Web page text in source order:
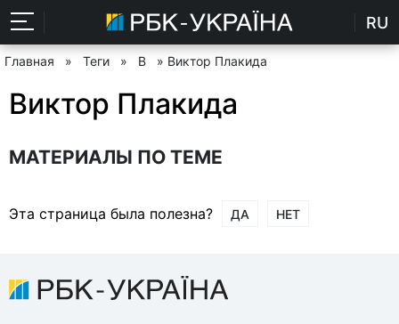
RU
Главная » Теги » В » Виктор Плакида
Виктор Плакида
МАТЕРИАЛЫ ПО ТЕМЕ
Эта страница была полезна? ДА НЕТ